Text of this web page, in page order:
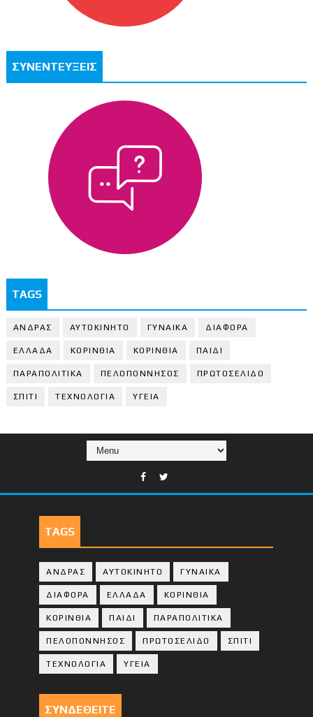
ΣΥΝΕΝΤΕΥΞΕΙΣ
TAGS
ΑΝΔΡΑΣ ΑΥΤΟΚΙΝΗΤΟ ΓΥΝΑΙΚΑ ΔΙΑΦΟΡΑ
ΕΛΛΑΔΑ ΚΟΡΙΝΘΙΑ ΚΟΡΙΝΘΙA ΠΑΙΔΙ
ΠΑΡΑΠΟΛΙΤΙΚΑ ΠΕΛΟΠΟΝΝΗΣΟΣ ΠΡΩΤΟΣΕΛΙΔΟ
ΣΠΙΤΙ ΤΕΧΝΟΛΟΓΙΑ ΥΓΕΙΑ
TAGS
ΑΝΔΡΑΣ ΑΥΤΟΚΙΝΗΤΟ ΓΥΝΑΙΚΑ
ΔΙΑΦΟΡΑ ΕΛΛΑΔΑ ΚΟΡΙΝΘΙΑ
ΚΟΡΙΝΘΙA ΠΑΙΔΙ ΠΑΡΑΠΟΛΙΤΙΚΑ
ΠΕΛΟΠΟΝΝΗΣΟΣ ΠΡΩΤΟΣΕΛΙΔΟ ΣΠΙΤΙ
ΤΕΧΝΟΛΟΓΙΑ ΥΓΕΙΑ
ΣΥΝΔΕΘΕΙΤΕ